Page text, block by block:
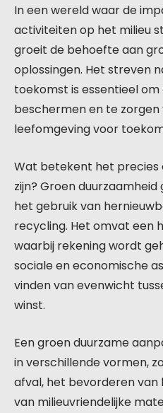
In een wereld waar de
activiteiten op het milieu
groeit de behoefte aan
oplossingen. Het streven
toekomst is essentieel
beschermen en te
leefomgeving voor
Wat betekent het precies
zijn? Groen
het gebruik van
recycling. Het omvat een
waarbij rekening wordt
sociale en economische
vinden van evenwicht
winst.
Een groen duurzame
in verschillende vormen,
afval, het bevorderen
van milieuvriendelijke